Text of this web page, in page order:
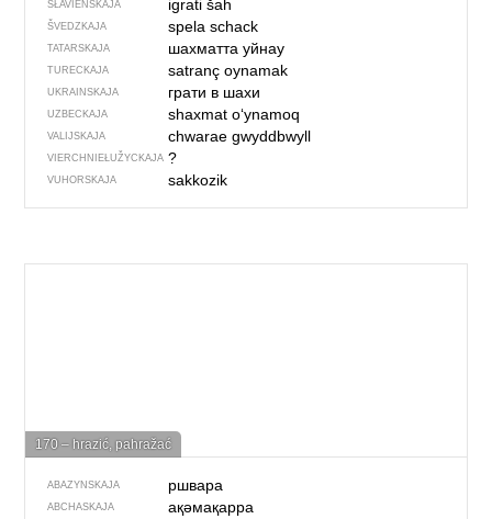
SŁAVIENSKAJA igrati šah
ŠVEDZKAJA spela schack
TATARSKAJA шахматта уйнау
TURECKAJA satranç oynamak
UKRAINSKAJA грати в шахи
UZBECKAJA shaxmat o‘ynamoq
VALIJSKAJA chwarae gwyddbwyll
VIERCHNIE­ŁUŽYCKAJA ?
VUHORSKAJA sakkozik
170 – hrazić, pahražać
ABAZYNSKAJA ршвара
ABCHASKAJA ақәмақарра